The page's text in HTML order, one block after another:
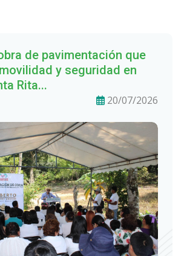
de pavimentación que
y seguridad en
Rita...
20/07/2026